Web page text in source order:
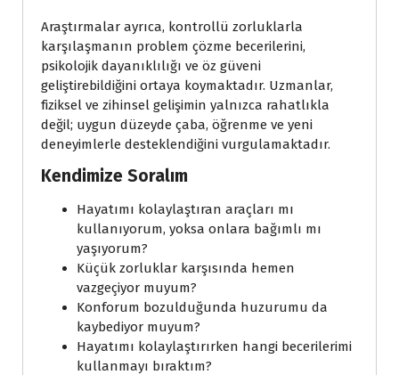
Araştırmalar ayrıca, kontrollü zorluklarla
karşılaşmanın problem çözme becerilerini,
psikolojik dayanıklılığı ve öz güveni
geliştirebildiğini ortaya koymaktadır. Uzmanlar,
fiziksel ve zihinsel gelişimin yalnızca rahatlıkla
değil; uygun düzeyde çaba, öğrenme ve yeni
deneyimlerle desteklendiğini vurgulamaktadır.
Kendimize Soralım
Hayatımı kolaylaştıran araçları mı
kullanıyorum, yoksa onlara bağımlı mı
yaşıyorum?
Küçük zorluklar karşısında hemen
vazgeçiyor muyum?
Konforum bozulduğunda huzurumu da
kaybediyor muyum?
Hayatımı kolaylaştırırken hangi becerilerimi
kullanmayı bıraktım?